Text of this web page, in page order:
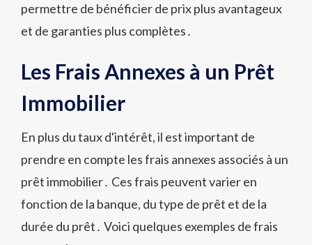
permettre de bénéficier de prix plus avantageux
et de garanties plus complètes․
Les Frais Annexes à un Prêt
Immobilier
En plus du taux d'intérêt, il est important de
prendre en compte les frais annexes associés à un
prêt immobilier․ Ces frais peuvent varier en
fonction de la banque, du type de prêt et de la
durée du prêt․ Voici quelques exemples de frais